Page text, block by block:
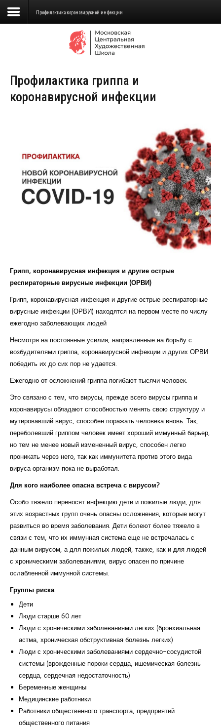
Сведения об образовательной
Школа
Училище
Образование
Доп. образование
Конкурсы
Профилактика коронавирусной инфекции
Профилактика гриппа и
коронавирусной инфекции
Грипп, коронавирусная инфекция и другие острые
респираторные вирусные инфекции (ОРВИ)
Грипп, коронавирусная инфекция и другие острые респираторные
вирусные инфекции (ОРВИ) находятся на первом месте по числу
ежегодно заболевающих людей
Несмотря на постоянные усилия, направленные на борьбу с
возбудителями гриппа, коронавирусной инфекции и других ОРВИ
победить их до сих пор не удается.
Ежегодно от осложнений гриппа погибают тысячи человек.
Это связано с тем, что вирусы, прежде всего вирусы гриппа и
коронавирусы обладают способностью менять свою структуру и
мутировавший вирус, способен поражать человека вновь. Так,
переболевший гриппом человек имеет хороший иммунный барьер,
но тем не менее новый измененный вирус, способен легко
проникать через него, так как иммунитета против этого вида
вируса организм пока не выработал.
Для кого наиболее опасна встреча с вирусом?
Особо тяжело переносят инфекцию дети и пожилые люди, для
этих возрастных групп очень опасны осложнения, которые могут
развиться во время заболевания. Дети болеют более тяжело в
связи с тем, что их иммунная система еще не встречалась с
данным вирусом, а для пожилых людей, также, как и для людей
с хроническими заболеваниями, вирус опасен по причине
ослабленной иммунной системы.
Группы риска
Дети
Люди старше 60 лет
Люди с хроническими заболеваниями легких (бронхиальная
астма, хроническая обструктивная болезнь легких)
Люди с хроническими заболеваниями сердечно-сосудистой
системы (врожденные пороки сердца, ишемическая болезнь
сердца, сердечная недостаточность)
Беременные женщины
Медицинские работники
Работники общественного транспорта, предприятий
общественного питания